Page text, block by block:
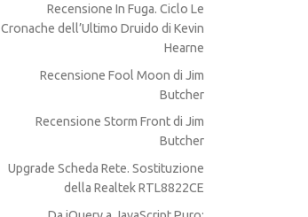
Recensione In Fuga. Ciclo Le
Cronache dell’Ultimo Druido di Kevin
Hearne
Recensione Fool Moon di Jim
Butcher
Recensione Storm Front di Jim
Butcher
Upgrade Scheda Rete. Sostituzione
della Realtek RTL8822CE